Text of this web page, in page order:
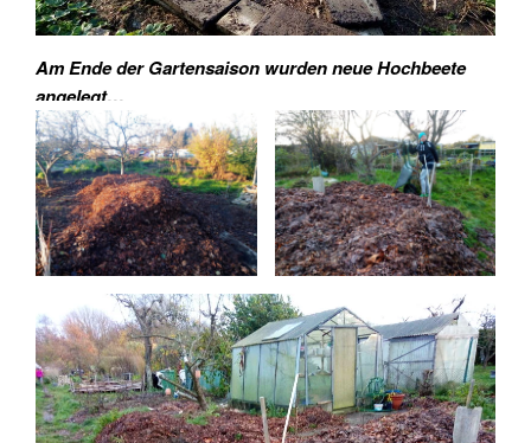
Am Ende der Gartensaison wurden neue Hochbeete
angelegt…